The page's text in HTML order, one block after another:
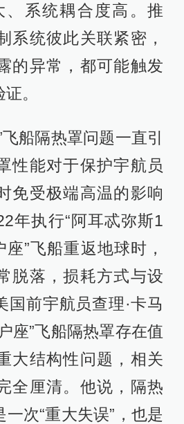
、系统耦合度高。推
系统彼此关联紧密，
的异常，都可能触发
。
船隔热罩问题一直引
性能对于保护宇航员
免受极端高温的影响
年执行“阿耳忒弥斯1
座”飞船重返地球时，
脱落，损耗方式与设
国前宇航员查理·卡马
座”飞船隔热罩存在值
大结构性问题，相关
全厘清。他说，隔热
次“重大失误”，也是